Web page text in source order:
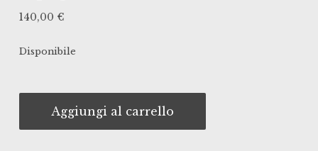
140,00 €
Disponibile
Aggiungi al carrello